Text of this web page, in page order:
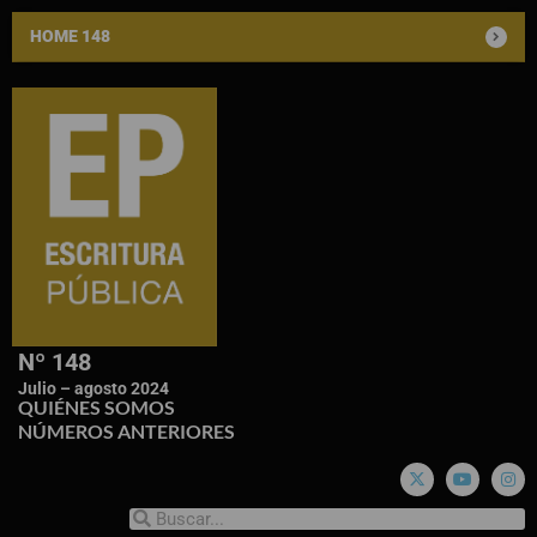
HOME 148
Nº 148
Julio – agosto 2024
QUIÉNES SOMOS
NÚMEROS ANTERIORES